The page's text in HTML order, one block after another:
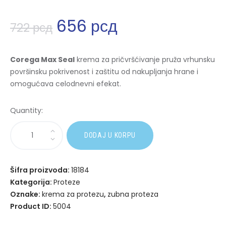
722рсд 656 рсд
Corega Max Seal krema za pričvršćivanje pruža vrhunsku
površinsku pokrivenost i zaštitu od nakupljanja hrane i
omogućava celodnevni efekat.
Quantity:
DODAJ U KORPU
a
Šifra proizvoda: 18184
Kategorija: Proteze
Oznake: krema za protezu, zubna proteza
Product ID: 5004